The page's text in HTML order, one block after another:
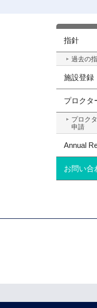
指針
過去の
施設登録
プロクタ
プロク
申請
Annual
お問い合